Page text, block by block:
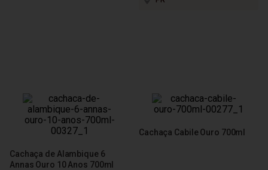
Cachaça de Alambique 6
Annas Ouro 10 Anos 700ml
Cachaça Cabile Ouro 700ml